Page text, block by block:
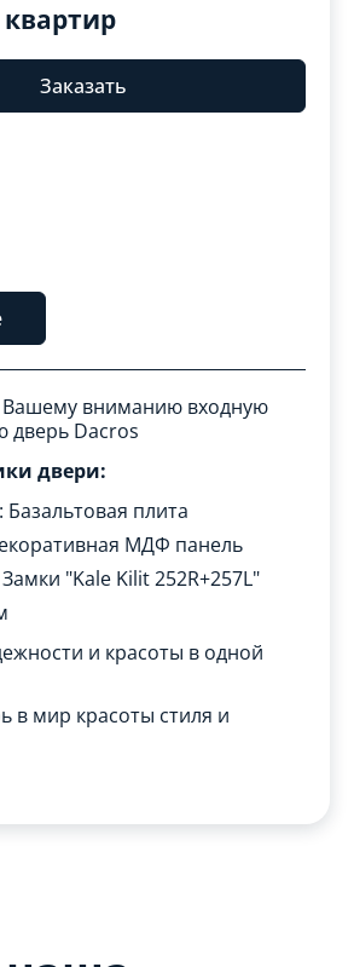
Заказать
Вашему вниманию входную
дверь Dacros
двери:
Базальтовая плита
МДФ панель
"Kale Kilit 252R+257L"
и красоты в одной
в мир красоты стиля и